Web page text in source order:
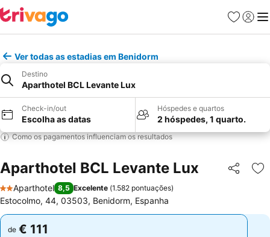
Favoritos
Iniciar
Ver todas as estadias em Benidorm
Destino
Aparthotel BCL Levante Lux
Check-in/out
Escolha as datas
Hóspedes e quartos
2 hóspedes, 1 quarto.
Como os pagamentos influenciam os resultados
Aparthotel BCL Levante Lux Partilhar
2 Estrelas
Aparthotel 8,5 Excelente (1.582 pontuações)
Estocolmo, 44, 03503, Benidorm, Espanha
de € 111
de € 111